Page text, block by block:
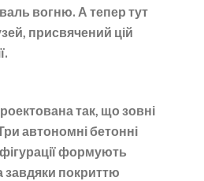
вогню. А тепер тут
присвячений цій
так, що зовні
автономні бетонні
формують
завдяки покриттю